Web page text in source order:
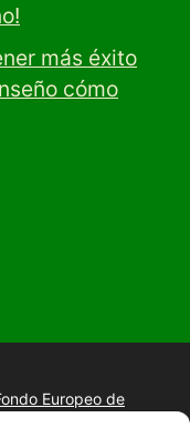
más éxito
cómo
Tuétano
Europeo de